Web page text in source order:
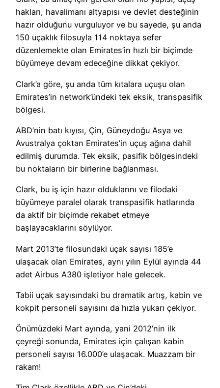
hakları, havalimanı altyapısı ve devlet desteğinin
hazır olduğunu vurguluyor ve bu sayede, şu anda
150 uçaklık filosuyla 114 noktaya sefer
düzenlemekte olan Emirates’in hızlı bir biçimde
büyümeye devam edeceğine dikkat çekiyor.
Clark’a göre, şu anda tüm kıtalara uçuşu olan
Emirates’in network’ündeki tek eksik, transpasifik
bölgesi.
ABD’nin batı kıyısı, Çin, Güneydoğu Asya ve
Avustralya çoktan Emirates’in uçuş ağına dahil
edilmiş durumda. Tek eksik, pasifik bölgesindeki
bu noktaların bir birlerine bağlanması.
Clark, bu iş için hazır olduklarını ve filodaki
büyümeye paralel olarak transpasifik hatlarında
da aktif bir biçimde rekabet etmeye
başlayacaklarını söylüyor.
Mart 2013’te filosundaki uçak sayısı 185’e
ulaşacak olan Emirates, aynı yılın Eylül ayında 44
adet Airbus A380 işletiyor hale gelecek.
Tabii uçak sayısındaki bu dramatik artış, kabin ve
kokpit personeli sayısını da hızla yukarı çekiyor.
Önümüzdeki Mart ayında, yani 2012’nin ilk
çeyreği sonunda, Emirates için çalışan kabin
personeli sayısı 16.000’e ulaşacak. Muazzam bir
rakam!